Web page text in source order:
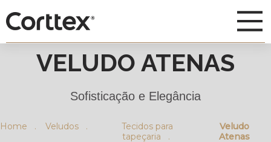
VELUDO ATENAS
Sofisticação e Elegância
Home . Veludos .
Tecidos para
tapeçaria .
Veludo
Atenas